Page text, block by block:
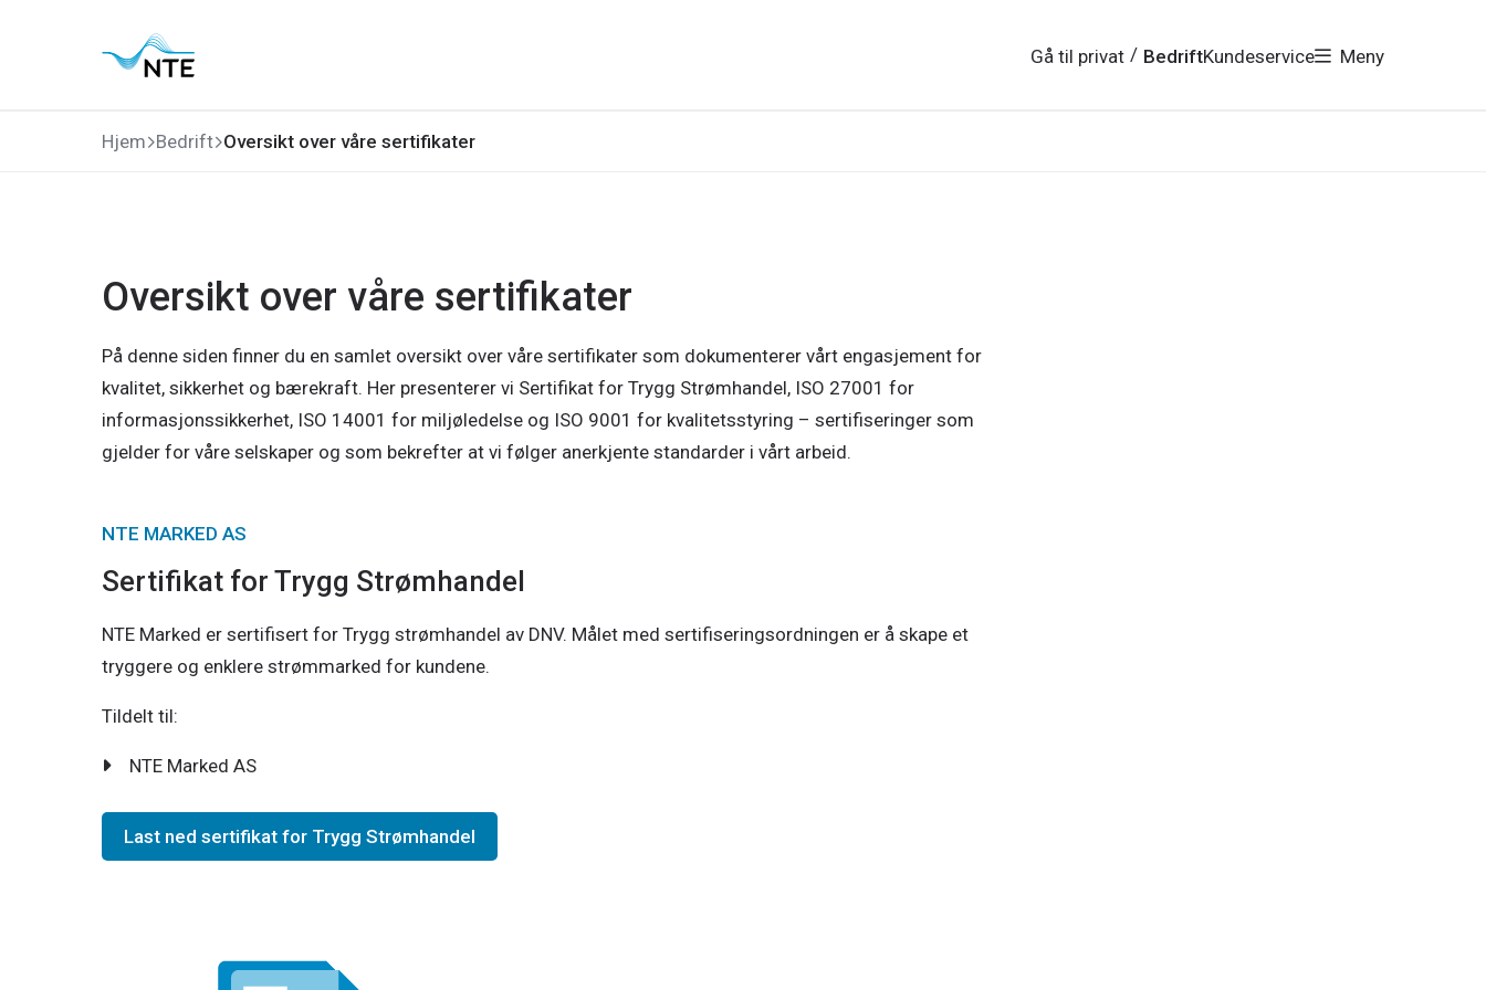
Gå til privat / BedriftKundeservice Meny
Hjem Bedrift Oversikt over våre sertifikater
Oversikt over våre sertifikater
På denne siden finner du en samlet oversikt over våre sertifikater som dokumenterer vårt engasjement for
kvalitet, sikkerhet og bærekraft. Her presenterer vi Sertifikat for Trygg Strømhandel, ISO 27001 for
informasjonssikkerhet, ISO 14001 for miljøledelse og ISO 9001 for kvalitetsstyring – sertifiseringer som
gjelder for våre selskaper og som bekrefter at vi følger anerkjente standarder i vårt arbeid.
NTE MARKED AS
Sertifikat for Trygg Strømhandel
NTE Marked er sertifisert for Trygg strømhandel av DNV. Målet med sertifiseringsordningen er å skape et
tryggere og enklere strømmarked for kundene.
Tildelt til:
NTE Marked AS
Last ned sertifikat for Trygg Strømhandel